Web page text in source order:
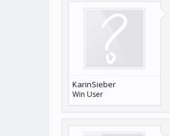
KarinSieber
Win User